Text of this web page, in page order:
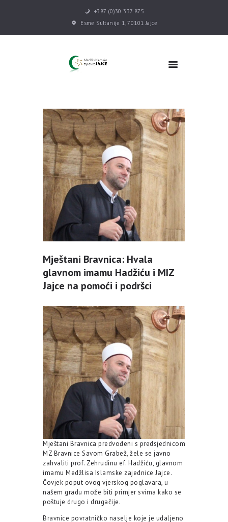
+387 (0)30 337 875
Esme Sultanije 1, 70101 Jajce
POČETNA
DŽEMATI
MEKTEB
ASOCIJACIJE
USLUGE
MULTIMEDIJA
KONTAKT
DONACIJE
Mještani Bravnica: Hvala
glavnom imamu Hadžiću i MIZ
Jajce na pomoći i podršci
Mještani Bravnica predvođeni s predsjednicom
MZ Bravnice Savom Grabež, žele se javno
zahvaliti prof. Zehrudinu ef. Hadžiću, glavnom
imamu Medžlisa Islamske zajednice Jajce.
Čovjek poput ovog vjerskog poglavara, u
našem gradu može biti primjer svima kako se
poštuje drugo i drugačije.
Bravnice povratničko naselje koje je udaljeno